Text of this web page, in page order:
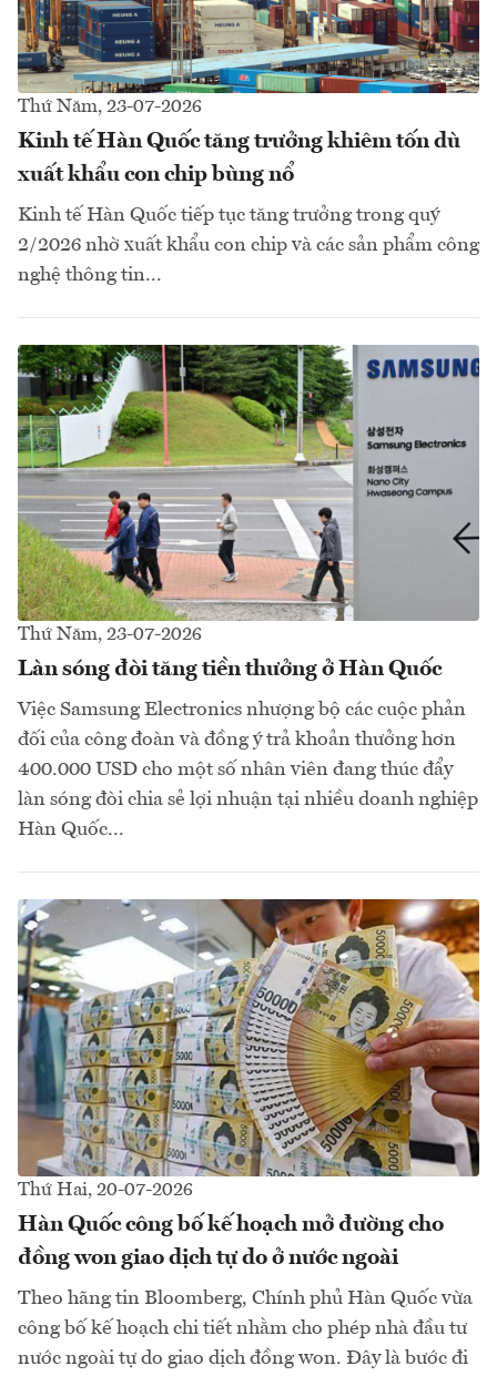
Thứ Năm, 23-07-2026
Kinh tế Hàn Quốc tăng trưởng khiêm tốn dù
xuất khẩu con chip bùng nổ
Kinh tế Hàn Quốc tiếp tục tăng trưởng trong quý
2/2026 nhờ xuất khẩu con chip và các sản phẩm công
nghệ thông tin...
Thứ Năm, 23-07-2026
Làn sóng đòi tăng tiền thưởng ở Hàn Quốc
Việc Samsung Electronics nhượng bộ các cuộc phản
đối của công đoàn và đồng ý trả khoản thưởng hơn
400.000 USD cho một số nhân viên đang thúc đẩy
làn sóng đòi chia sẻ lợi nhuận tại nhiều doanh nghiệp
Hàn Quốc...
Thứ Hai, 20-07-2026
Hàn Quốc công bố kế hoạch mở đường cho
đồng won giao dịch tự do ở nước ngoài
Theo hãng tin Bloomberg, Chính phủ Hàn Quốc vừa
công bố kế hoạch chi tiết nhằm cho phép nhà đầu tư
nước ngoài tự do giao dịch đồng won. Đây là bước đi